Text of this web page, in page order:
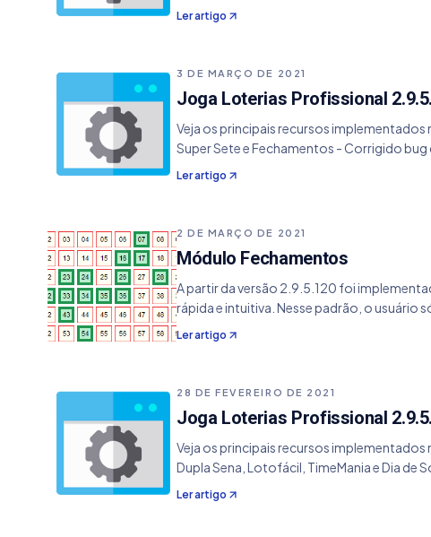
Ler artigo
3 DE MARÇO DE 2021
Joga Loterias Profissional
Veja os principais recursos
Super Sete e Fechamentos - Corrigido
Ler artigo
2 DE MARÇO DE 2021
Módulo Fechamentos
A partir da versão 2.9.5.120 foi
rápida e intuitiva. Nesse padrão, o usuário
Ler artigo
28 DE FEVEREIRO DE 2021
Joga Loterias Profissional
Veja os principais recursos implementados
Dupla Sena, Lotofácil, TimeMania e Dia de
Ler artigo